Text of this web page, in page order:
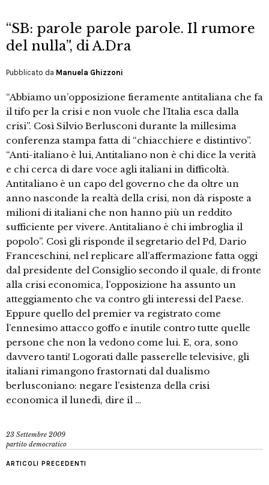
“SB: parole parole parole. Il rumore
del nulla”, di A.Dra
Pubblicato da Manuela Ghizzoni
“Abbiamo un’opposizione fieramente antitaliana che fa
il tifo per la crisi e non vuole che l’Italia esca dalla
crisi”. Così Silvio Berlusconi durante la millesima
conferenza stampa fatta di “chiacchiere e distintivo”.
“Anti-italiano è lui, Antitaliano non è chi dice la verità
e chi cerca di dare voce agli italiani in difficoltà.
Antitaliano è un capo del governo che da oltre un
anno nasconde la realtà della crisi, non dà risposte a
milioni di italiani che non hanno più un reddito
sufficiente per vivere. Antitaliano è chi imbroglia il
popolo”. Così gli risponde il segretario del Pd, Dario
Franceschini, nel replicare all’affermazione fatta oggi
dal presidente del Consiglio secondo il quale, di fronte
alla crisi economica, l’opposizione ha assunto un
atteggiamento che va contro gli interessi del Paese.
Eppure quello del premier va registrato come
l’ennesimo attacco goffo e inutile contro tutte quelle
persone che non la vedono come lui. E, ora, sono
davvero tanti! Logorati dalle passerelle televisive, gli
italiani rimangono frastornati dal dualismo
berlusconiano: negare l’esistenza della crisi
economica il lunedì, dire il …
23 Settembre 2009
partito democratico
ARTICOLI PRECEDENTI